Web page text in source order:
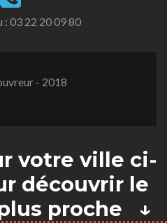
: 03 22 20 09 80
- 2018
votre ville ci-
découvrir le
proche ↓